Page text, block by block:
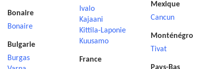
Bonaire
Bonaire
Bulgarie
Burgas
Ivalo
Kajaani
Kittila-Laponie
Kuusamo
France
Mexique
Cancun
Monténégro
Tivat